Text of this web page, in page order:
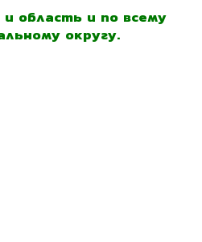
область и по всему
округу.